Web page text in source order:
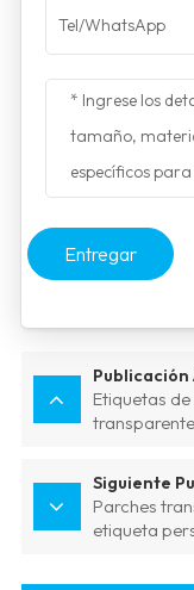
Entregar
Etiquetas
Siguiente
Parches
etiqueta